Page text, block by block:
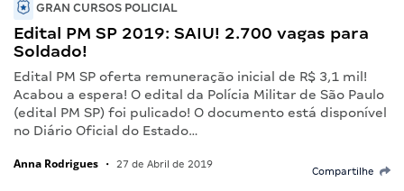
GRAN CURSOS POLICIAL
Edital PM SP 2019: SAIU! 2.700 vagas para
Soldado!
Edital PM SP oferta remuneração inicial de R$ 3,1 mil!
Acabou a espera! O edital da Polícia Militar de São Paulo
(edital PM SP) foi pulicado! O documento está disponível
no Diário Oficial do Estado…
Anna Rodrigues • 27 de Abril de 2019
Compartilhe